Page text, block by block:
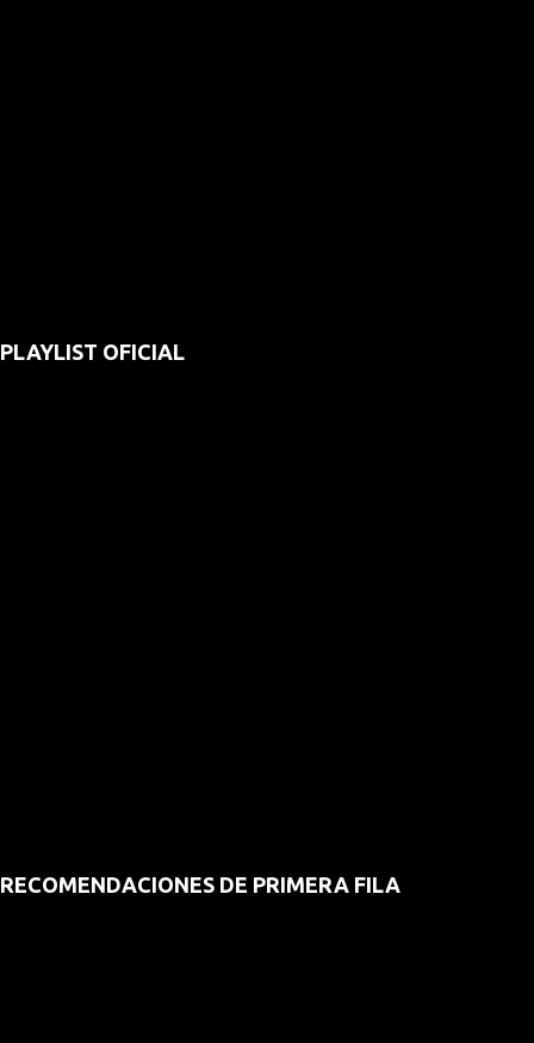
PLAYLIST OFICIAL
RECOMENDACIONES DE PRIMERA FILA